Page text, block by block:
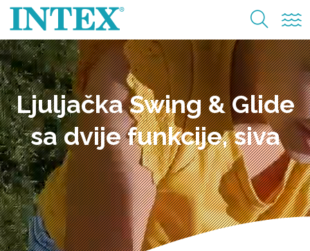
Ljuljačka Swing & Glide
sa dvije funkcije, siva